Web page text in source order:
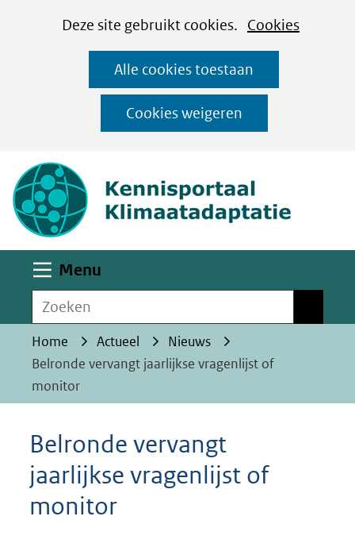
CookiesDeze site gebruikt cookies. Cookies
op
deze
website
worden
toegestaan
geweigerd.
Alle cookies toestaan
Cookies weigeren
Ga
naar
de
inhoud
Menu
Zoeken
Home Actueel
Nieuws
Belronde vervangt jaarlijkse vragenlijst of
monitor
Belronde vervangt
jaarlijkse vragenlijst of
monitor